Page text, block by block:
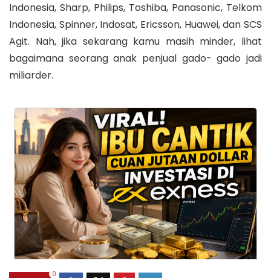
Indonesia, Sharp, Philips, Toshiba, Panasonic, Telkom
Indonesia, Spinner, Indosat, Ericsson, Huawei, dan SCS
Agit. Nah, jika sekarang kamu masih minder, lihat
bagaimana seorang anak penjual gado- gado jadi
miliarder.
0